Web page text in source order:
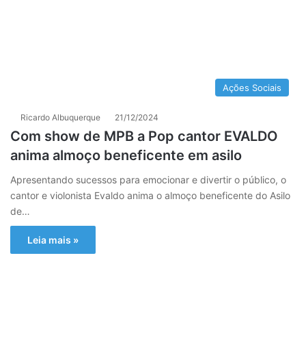
Ações Sociais
Ricardo Albuquerque 21/12/2024
Com show de MPB a Pop cantor EVALDO
anima almoço beneficente em asilo
Apresentando sucessos para emocionar e divertir o público, o
cantor e violonista Evaldo anima o almoço beneficente do Asilo
de…
Leia mais »